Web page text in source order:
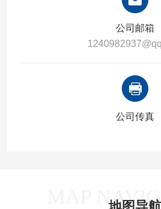
公司邮箱
公司传真
MAP